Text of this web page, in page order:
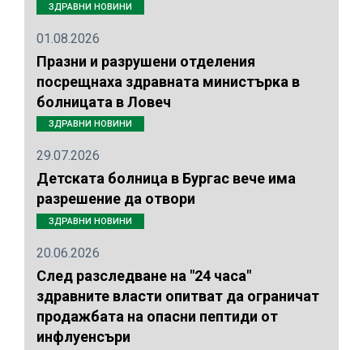
ЗДРАВНИ НОВИНИ
01.08.2026
Празни и разрушени отделения
посрещнаха здравната министърка в
болницата в Ловеч
ЗДРАВНИ НОВИНИ
29.07.2026
Детската болница в Бургас вече има
разрешение да отвори
ЗДРАВНИ НОВИНИ
20.06.2026
След разследване на "24 часа"
здравните власти опитват да ограничат
продажбата на опасни пептиди от
инфлуенсъри